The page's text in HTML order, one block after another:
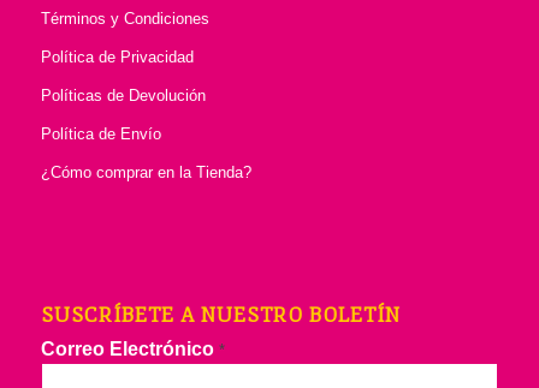
Términos y Condiciones
Política de Privacidad
Políticas de Devolución
Política de Envío
¿Cómo comprar en la Tienda?
SUSCRÍBETE A NUESTRO BOLETÍN
Correo Electrónico *